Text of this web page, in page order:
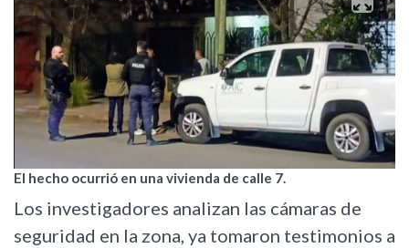
El hecho ocurrió en una vivienda de calle 7.
Los investigadores analizan las cámaras de
seguridad en la zona, ya tomaron testimonios a